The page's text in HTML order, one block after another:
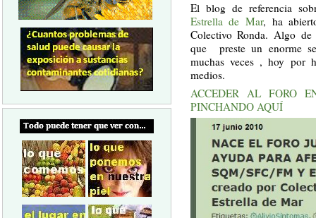
El blog de referencia
Estrella de Mar, ha
Colectivo Ronda. Algo de
que preste un enorme
muchas veces , hoy por
medios.
ACCEDER AL FORO
PINCHANDO AQUÍ